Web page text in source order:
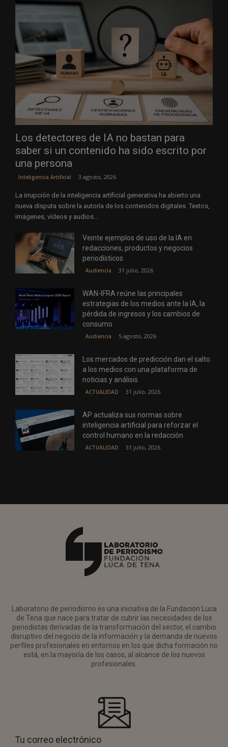
Los detectores de IA no bastan para
saber si un contenido ha sido escrito por
una persona
Inteligencia Artificial 3 agosto, 2026
La irrupción de la inteligencia artificial generativa ha abierto una
nueva disputa sobre la autoría de los contenidos digitales. Textos,
imágenes, vídeos y audios...
Veinte ejemplos de uso de la IA en
redacciones, productos y negocios
periodísticos
Audiencia 31 julio, 2026
WAN-IFRA reúne las principales
estrategias de los medios ante la IA, la
pérdida de ingresos y los cambios de
consumo
Audiencia 5 agosto, 2026
Los mercados de predicción dan el salto
a los medios con una plataforma de
noticias y análisis
ACTUALIDAD 31 julio, 2026
AP actualiza sus normas sobre
inteligencia artificial para reforzar el
control humano en la redacción
ACTUALIDAD 31 julio, 2026
Laboratorio de periodismo es una iniciativa de la Fundación Luca
de Tena que nace para tratar de cubrir las necesidades de los
periodistas derivadas de la transformación del sector, el cambio
disruptivo del negocio de la información y la demanda de nuevos
perfiles profesionales en entornos en los que dicha formación no
está, en la mayoría de los casos, al alcance de los nuevos
profesionales.